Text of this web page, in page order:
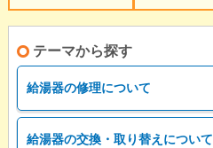
テーマから探す
給湯器の修理について
給湯器の交換・取り替えについて